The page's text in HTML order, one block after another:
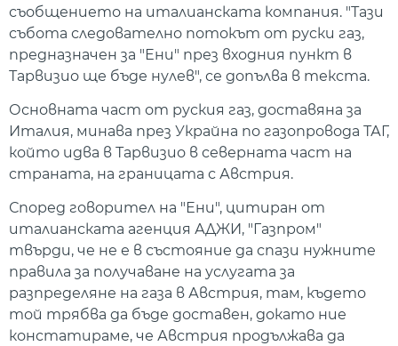
съобщението на италианската компания. "Тази
събота следователно потокът от руски газ,
предназначен за "Ени" през входния пункт в
Тарвизио ще бъде нулев", се допълва в текста.
Основната част от руския газ, доставяна за
Италия, минава през Украйна по газопровода ТАГ,
който идва в Тарвизио в северната част на
страната, на границата с Австрия.
Според говорител на "Ени", цитиран от
италианската агенция АДЖИ, "Газпром"
твърди, че не е в състояние да спази нужните
правила за получаване на услугата за
разпределяне на газа в Австрия, там, където
той трябва да бъде доставен, докато ние
констатираме, че Австрия продължава да